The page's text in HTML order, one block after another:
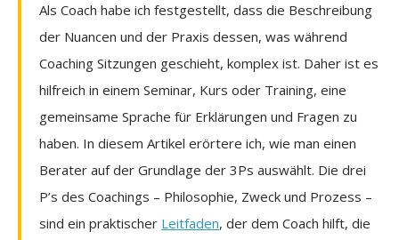
Als Coach habe ich festgestellt, dass die Beschreibung
der Nuancen und der Praxis dessen, was während
Coaching Sitzungen geschieht, komplex ist. Daher ist es
hilfreich in einem Seminar, Kurs oder Training, eine
gemeinsame Sprache für Erklärungen und Fragen zu
haben. In diesem Artikel erörtere ich, wie man einen
Berater auf der Grundlage der 3Ps auswählt. Die drei
P’s des Coachings – Philosophie, Zweck und Prozess –
sind ein praktischer Leitfaden, der dem Coach hilft, die